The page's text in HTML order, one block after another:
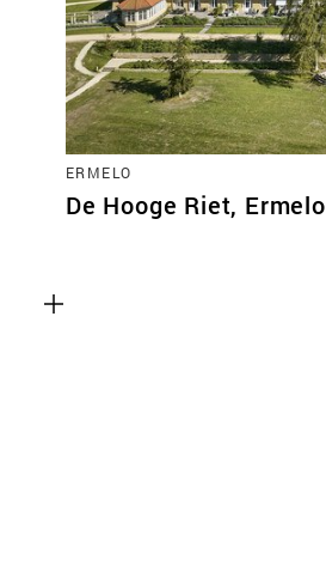
ERMELO
De Hooge Riet, Ermelo